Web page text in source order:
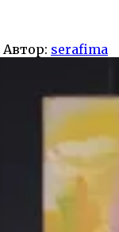
Автор: serafima